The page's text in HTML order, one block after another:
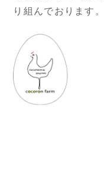
り組んでおります。